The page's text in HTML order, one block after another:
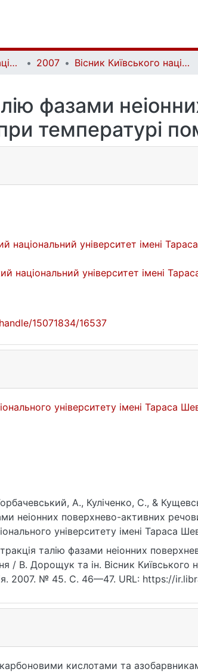
Вісник Київського національного університету імені Тараса Шевченка. Хімія | Bulletin of Taras Shevchenko National University of Kyiv. Chemistry 2007 Вісник Київського національного університету імені Тараса Шевченка. Хімія. Вип. 45
фазами
температурі
національний університет імені
національний університет імені
15071834/16537
університету імені Тараса
A., Куліченко, С., &
неіонних поверхнево-активних
університету імені Тараса
15071834/16537
талію фазами неіонних
/ В. Дорощук та ін. Вісник Київського
2007. № 45. С. 46—47. URL: https://
кислотами та